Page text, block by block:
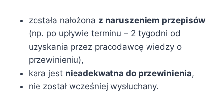
została nałożona z naruszeniem przepisów
(np. po upływie terminu – 2 tygodni od
uzyskania przez pracodawcę wiedzy o
przewinieniu),
kara jest nieadekwatna do przewinienia,
nie został wcześniej wysłuchany.